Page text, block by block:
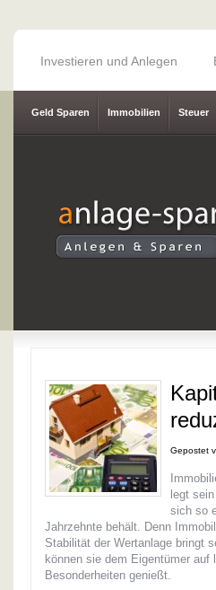
Investieren und Anlegen
Geld Sparen Immobilien Steuer
Gepostet
legt
sich so
Jahrzehnte behält. Denn
Stabilität der Wertanlage bringt
können sie dem Eigentümer
Besonderheiten genießt.